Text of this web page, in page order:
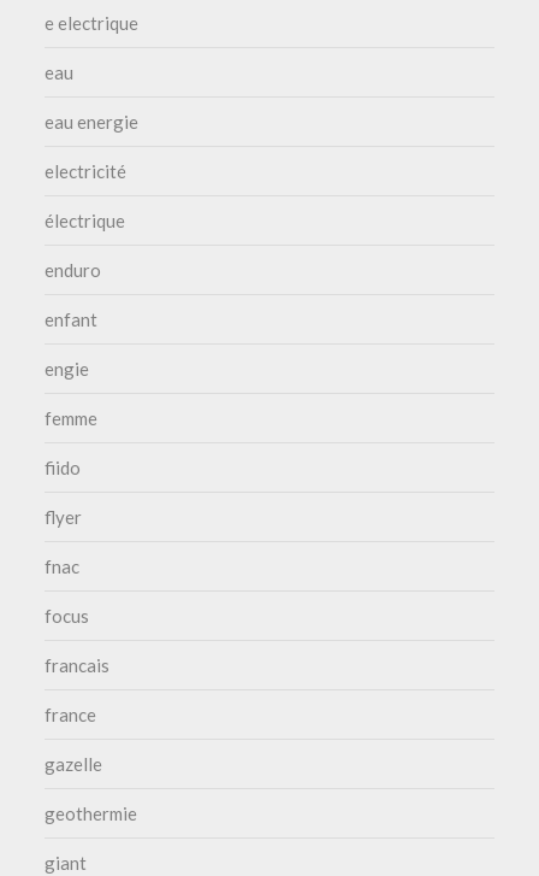
e electrique
eau
eau energie
electricité
électrique
enduro
enfant
engie
femme
fiido
flyer
fnac
focus
francais
france
gazelle
geothermie
giant